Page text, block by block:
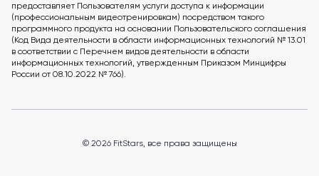
предоставляет Пользователям услуги доступа к информации
(профессиональным видеотренировкам) посредством такого
программного продукта на основании Пользовательского соглашения
(Код Вида деятельности в области информационных технологий № 13.01
в соответствии с Перечнем видов деятельности в области
информационных технологий, утвержденным Приказом Минцифры
России от 08.10.2022 № 766).
© 2026 FitStars, все права защищены